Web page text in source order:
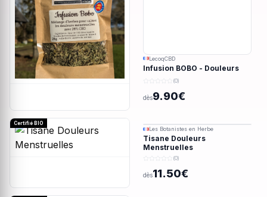
LecoqCBD
Infusion BOBO - Douleurs
menstruelles - 28g
(0)
dès9.90€
Certifié BIO
Les Botanistes en Herbe
Tisane Douleurs
Menstruelles
(0)
dès11.50€